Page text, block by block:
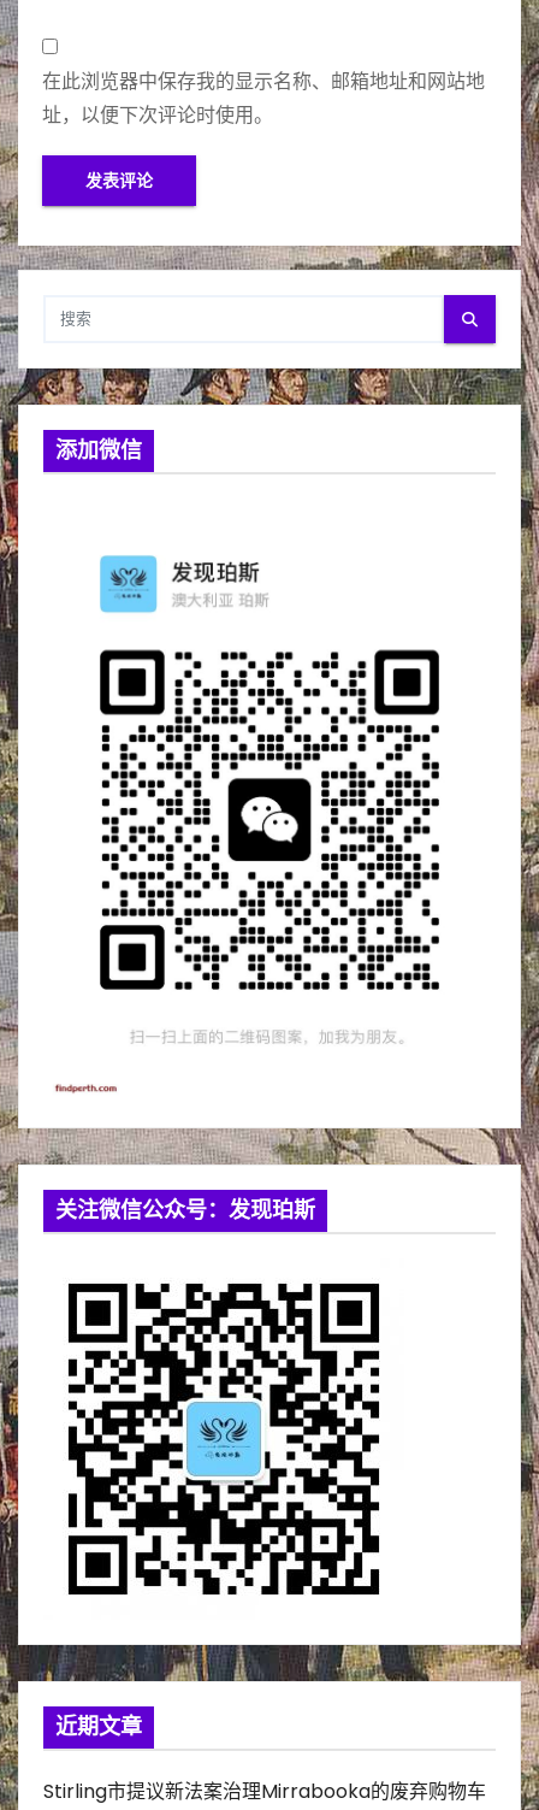
在此浏览器中保存我的显示名称、邮箱地址和网站地
址，以便下次评论时使用。
添加微信
关注微信公众号：发现珀斯
近期文章
Stirling市提议新法案治理Mirrabooka的废弃购物车